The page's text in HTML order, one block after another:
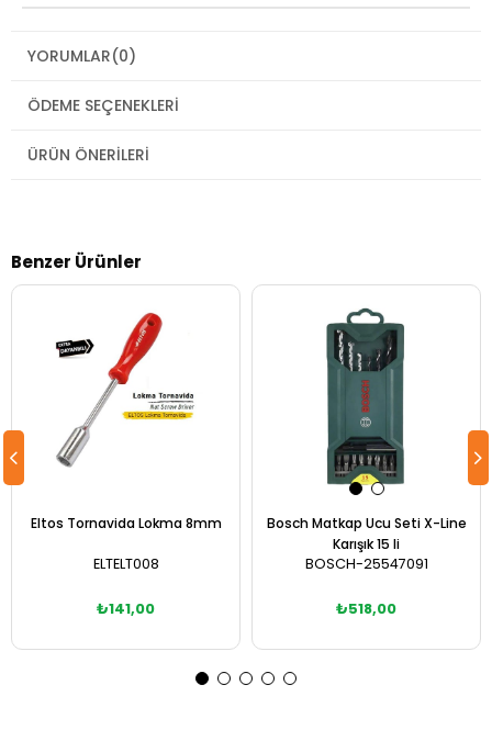
YORUMLAR(0)
ÖDEME SEÇENEKLERI
ÜRÜN ÖNERILERI
Benzer Ürünler
Eltos Tornavida Lokma 8mm
ELTELT008
₺141,00
Bosch Matkap Ucu Seti X-Line
Karışık 15 li
BOSCH-25547091
₺518,00